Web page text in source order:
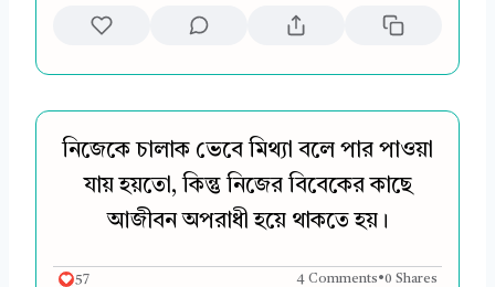
নিজেকে চালাক ভেবে মিথ্যা বলে পার পাওয়া
যায় হয়তো, কিন্তু নিজের বিবেকের কাছে
আজীবন অপরাধী হয়ে থাকতে হয়।
57 4 Comments•0 Shares